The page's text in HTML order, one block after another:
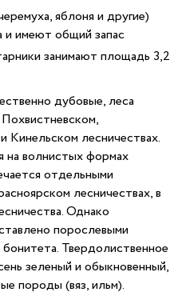
яблоня и другие)
и имеют общий запас
занимают площадь 3,2
дубовые, леса
Кинельском лесничествах.
на волнистых формах
отдельными
лесничествах, в
Однако
порослевыми
Твердолиственное
зеленый и обыкновенный,
породы (вяз, ильм).